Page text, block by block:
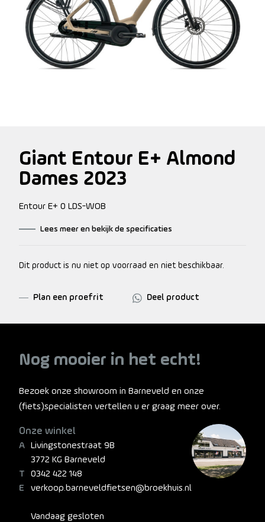
Giant Entour E+ Almond
Dames 2023
Entour E+ 0 LDS-WOB
Lees meer en bekijk de specificaties
Dit product is nu niet op voorraad en niet beschikbaar.
Plan een proefrit Deel product
Nog mooier in het echt!
Bezoek onze showroom in Barneveld en onze
(fiets)specialisten vertellen u er graag meer over.
Onze winkel
Livingstonestraat 9B
3772 KG Barneveld
0342 422 148
verkoop.barneveldfietsen@broekhuis.nl
Vandaag gesloten